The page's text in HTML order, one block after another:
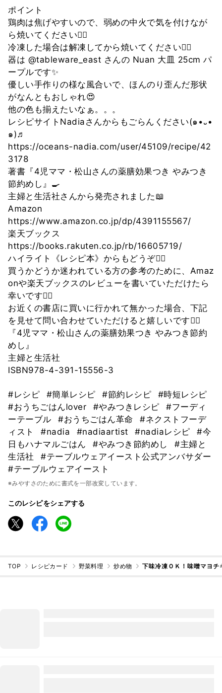
ポイント
鶏肉は焦げやすいので、弱めの中火で気を付けなが
ら焼いてください💁‍♀️
冷凍した場合は解凍してから焼いてください💁‍♀️
器は @tableware_east さんの Nuan 大皿 25cm パ
ープルです✨
優しい手作りの様な風合いで、ほんのり歪んだ形状
がなんともおしゃれ😍
他の色も揃えたいなぁ。。。
レシピサイトNadiaさんからもごらんください(๑•᎑•
๑)♬
https://oceans-nadia.com/user/45109/recipe/42
3178
著書『4児ママ・松山さんの薬膳効果つき やみつき
節約めし』🍳
主婦と生活社さんから発売されました📖
Amazon
https://www.amazon.co.jp/dp/4391155567/
楽天ブックス
https://books.rakuten.co.jp/rb/16605719/
ハイライト《レシピ本》からもどうぞ🙇‍♀️
買うかどうか迷われている方の参考のために、Amaz
onや楽天ブックスのレビューを書いていただけたら
幸いです🙇‍♀️
お近くの書店に買いに行かれて無かった場合、下記
を見せて問い合わせていただけると嬉しいです🙇‍♀️
『4児ママ・松山さんの薬膳効果つき やみつき節約
めし』
主婦と生活社
ISBN978-4-391-15556-3
#レシピ #簡単レシピ #節約レシピ
#時短レシピ
#おうちごはんlover
#やみつきレシピ
#フーディ
ーテーブル
#おうちごはん革命
#ネクストフーデ
ィスト
#nadia #nadiaartist #nadiaレシピ
#今
日もハナマルごはん
#やみつき節約めし
#主婦と
生活社
#テーブルウェアイースト公式アンバサダー
#テーブルウェアイースト
※みやすさのために書式を一部改変しています。
このレシピをシェアする
TOP レシピカード 野菜料理 炒め物 下味冷凍ＯＫ！味噌マヨ